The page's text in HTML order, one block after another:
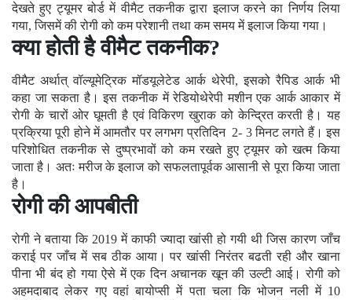
देखते हुए ट्यूमर बोर्ड में वीमैट तकनीक द्वारा इलाज करने का निर्णय लिया
गया, जिसमें की रोगी को कम परेशानी तथा कम समय में इलाज किया गया।
क्या होती है वीमैट तकनीक?
वीमैट अर्थात् वॉल्यूमेट्रिक मॉडयूलेटेड आर्क थेरेपी, इसको रैपिड आर्क भी
कहा जा सकता है। इस तकनीक में रेडियोथेरेपी मशीन एक आर्क आकार में
रोगी के चारों ओर घूमती है एवं विकिरण खुराक को केन्द्रित करती है। यह
प्रक्रिया पूरी होने में आमतौर पर लगभग प्रतिदिन 2- 3 मिनट लगते हैं। इस
परिशोधित तकनीक से दुष्प्रभावों को कम रखते हुए ट्यूमर को खत्म किया
जाता है। अतः मरीज के इलाज को सफलतापूर्वक आसानी से पूरा किया जाता
है।
रोगी की आपबीती
रोगी ने बताया कि 2019 में काफी ज्यादा खांसी हो गयी थी जिस कारण जाँच
कराई पर जाँच में सब ठीक आया। पर खांसी निरंतर बढती रही और खाना
पीना भी बंद हो गया ऐसे में एक दिन अचानक खून की उल्टी आई। रोगी को
अहमदाबाद लेकर गए वहां बायोप्सी में पता चला कि भोजन नली में 10